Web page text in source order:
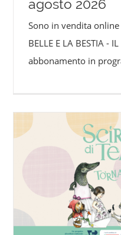
agosto 2026
Sono in vendita
BELLE E LA BESTIA -
abbonamento in